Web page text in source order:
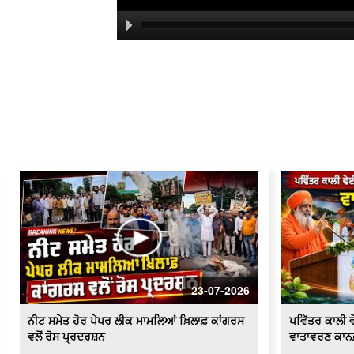
23-07-2026
ਨੀਟ ਸਮੇਤ ਹੋਰ ਪੇਪਰ ਲੀਕ ਮਾਮਲਿਆਂ ਖ਼ਿਲਾਫ਼ ਕਾਂਗਰਸ
ਵਲੋਂ ਰੋਸ ਪ੍ਰਦਰਸ਼ਨ
ਪਵਿੱਤਰ ਕਾਲੀ
ਵਾਤਾਵਰਣ